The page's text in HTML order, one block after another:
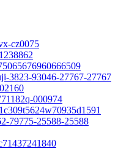
cz0075
3823-93046-27767-27767
000974
79775-25588-25588